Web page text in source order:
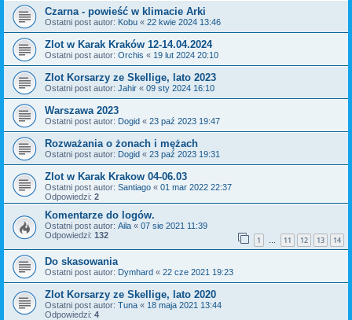
Czarna - powieść w klimacie Arki
Ostatni post autor: Kobu « 22 kwie 2024 13:46
Zlot w Karak Kraków 12-14.04.2024
Ostatni post autor: Orchis « 19 lut 2024 20:10
Zlot Korsarzy ze Skellige, lato 2023
Ostatni post autor: Jahir « 09 sty 2024 16:10
Warszawa 2023
Ostatni post autor: Dogid « 23 paź 2023 19:47
Rozważania o żonach i mężach
Ostatni post autor: Dogid « 23 paź 2023 19:31
Zlot w Karak Krakow 04-06.03
Ostatni post autor: Santiago « 01 mar 2022 22:37
Odpowiedzi: 2
Komentarze do logów.
Ostatni post autor: Aila « 07 sie 2021 11:39
Odpowiedzi: 132 1 … 11 12 13 14
Do skasowania
Ostatni post autor: Dymhard « 22 cze 2021 19:23
Zlot Korsarzy ze Skellige, lato 2020
Ostatni post autor: Tuna « 18 maja 2021 13:44
Odpowiedzi: 4